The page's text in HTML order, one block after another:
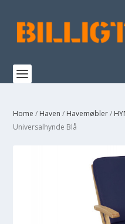
Home / Haven / Havemøbler/
Universalhynde Blå